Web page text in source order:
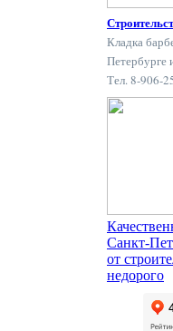
Кладка
Петербурге
Тел. 8-906-
Санкт-
от
недорого